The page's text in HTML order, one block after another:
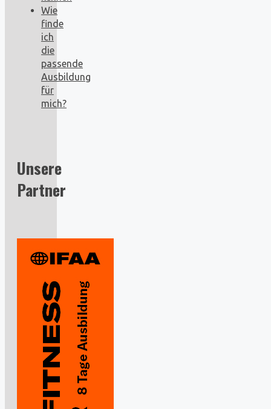
Wie
finde
ich
die
passende
Ausbildung
für
mich?
Unsere
Partner